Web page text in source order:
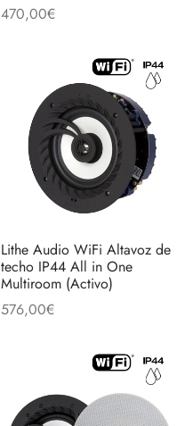
470,00€
Lithe Audio WiFi Altavoz de
techo IP44 All in One
Multiroom (Activo)
576,00€